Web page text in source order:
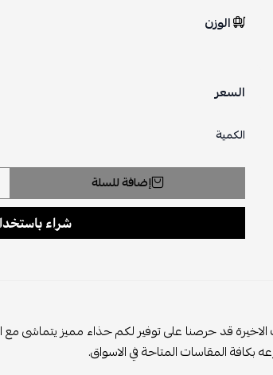
الوزن
السعر
الكمية
إضافة للسلة
الاخيرة قد حرصنا على توفير لكم حذاء مميز يتماشى مع